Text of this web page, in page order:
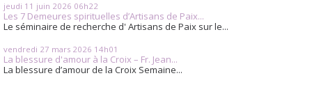
jeudi 11 juin 2026 06h22
Les 7 Demeures spirituelles d’Artisans de Paix...
Le séminaire de recherche d' Artisans de Paix sur le...
vendredi 27 mars 2026 14h01
La blessure d'amour à la Croix – Fr. Jean...
La blessure d’amour de la Croix Semaine...